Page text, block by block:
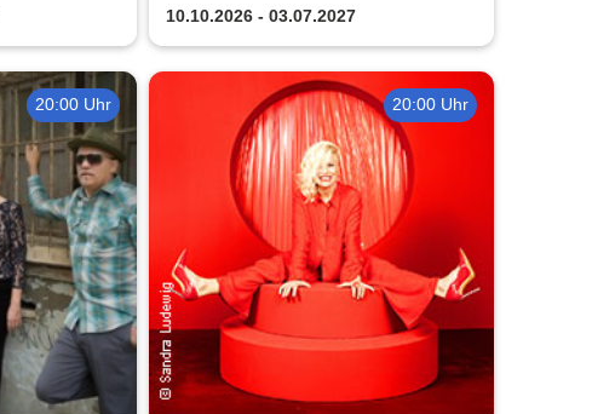
10.10.2026 - 03.07.2027
20:00 Uhr 20:00 Uhr